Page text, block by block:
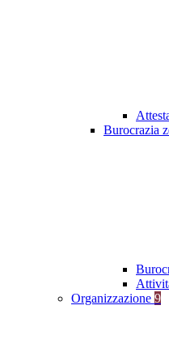
Burocrazia
Organizzazione 9